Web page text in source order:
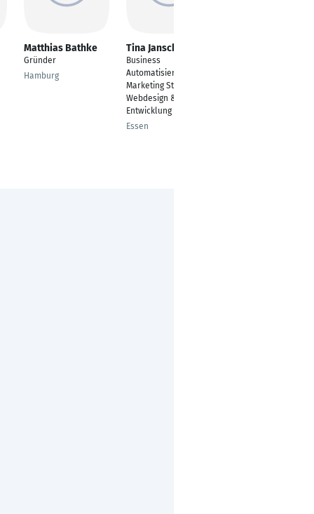
Matthias Bathke
Gründer
Hamburg
Tina Janscheidt
Business
Automatisierung |
Marketing Strategie |
Webdesign &
Entwicklung
Essen